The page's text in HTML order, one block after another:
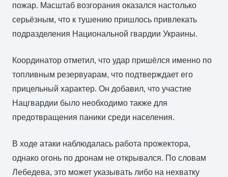
пожар. Масштаб возгорания оказался настолько
серьёзным, что к тушению пришлось привлекать
подразделения Национальной гвардии Украины.
Координатор отметил, что удар пришёлся именно по
топливным резервуарам, что подтверждает его
прицельный характер. Он добавил, что участие
Нацгвардии было необходимо также для
предотвращения паники среди населения.
В ходе атаки наблюдалась работа прожектора,
однако огонь по дронам не открывался. По словам
Лебедева, это может указывать либо на нехватку